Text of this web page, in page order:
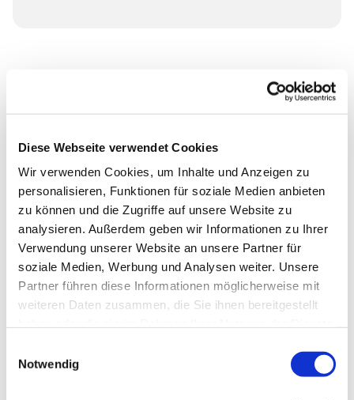
Diese Webseite verwendet Cookies
Wir verwenden Cookies, um Inhalte und Anzeigen zu
personalisieren, Funktionen für soziale Medien anbieten
zu können und die Zugriffe auf unsere Website zu
analysieren. Außerdem geben wir Informationen zu Ihrer
Verwendung unserer Website an unsere Partner für
soziale Medien, Werbung und Analysen weiter. Unsere
Partner führen diese Informationen möglicherweise mit
weiteren Daten zusammen, die Sie ihnen bereitgestellt
Notwendig